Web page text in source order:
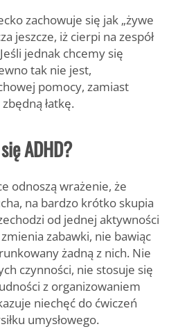
zachowuje się jak „żywe
jeszcze, iż cierpi na zespół
jednak chcemy się
tak nie jest,
pomocy, zamiast
łatkę.
ADHD?
odnoszą wrażenie, że
na bardzo krótko skupia
od jednej aktywności
zabawki, nie bawiąc
żadną z nich. Nie
czynności, nie stosuje się
z organizowaniem
niechęć do ćwiczeń
umysłowego.